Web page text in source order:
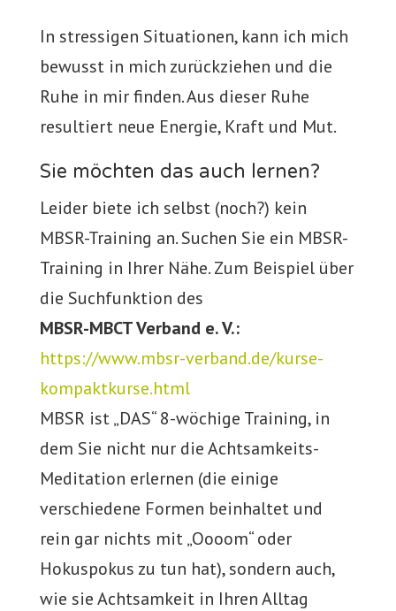
In stressigen Situationen, kann ich mich
bewusst in mich zurückziehen und die
Ruhe in mir finden. Aus dieser Ruhe
resultiert neue Energie, Kraft und Mut.
Sie möchten das auch lernen?
Leider biete ich selbst (noch?) kein
MBSR-Training an. Suchen Sie ein MBSR-
Training in Ihrer Nähe. Zum Beispiel über
die Suchfunktion des
MBSR-MBCT Verband e. V.:
https://www.mbsr-verband.de/kurse-
kompaktkurse.html
MBSR ist „DAS“ 8-wöchige Training, in
dem Sie nicht nur die Achtsamkeits-
Meditation erlernen (die einige
verschiedene Formen beinhaltet und
rein gar nichts mit „Oooom“ oder
Hokuspokus zu tun hat), sondern auch,
wie sie Achtsamkeit in Ihren Alltag